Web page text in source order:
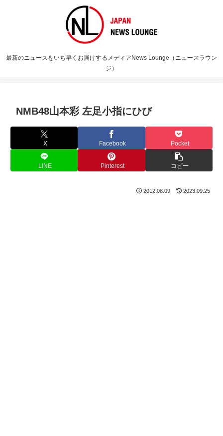
最新のニュースをいち早くお届けするメディアNews Lounge（ニュースラウン
ジ）
NMB48山本彩 左足小指にひび
X Facebook Pocket
LINE Pinterest コピー
2012.08.09 2023.09.25